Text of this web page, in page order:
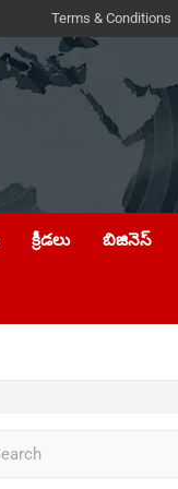
Terms & Conditions
క్రీడలు బిజినెస్